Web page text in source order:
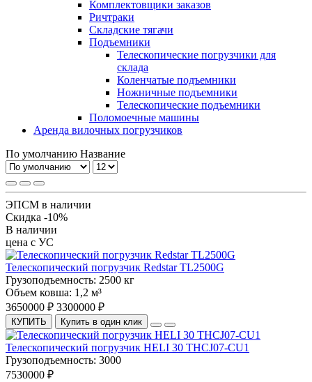
Комплектовщики заказов
Ричтраки
Складские тягачи
Подъемники
Телескопические погрузчики для
склада
Коленчатые подъемники
Ножничные подъемники
Телескопические подъемники
Поломоечные машины
Аренда вилочных погрузчиков
По умолчанию Название
ЭПСМ в наличии
Скидка -10%
В наличии
цена с УС
Телескопический погрузчик Redstar TL2500G
Грузоподъемность: 2500 кг
Объем ковша: 1,2 м³
3650000 ₽ 3300000 ₽
КУПИТЬ Купить в один клик
Телескопический погрузчик HELI 30 THCJ07-CU1
Грузоподъемность: 3000
7530000 ₽